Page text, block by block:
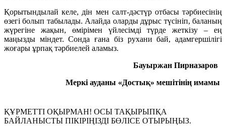
Қорытындылай келе, дін мен салт-дәстүр отбасы тәрбиесінің
өзегі болып табылады. Алайда оларды дұрыс түсініп, баланың
жүрегіне жақын, өмірімен үйлесімді түрде жеткізу – ең
маңызды міндет. Сонда ғана біз рухани бай, адамгершілігі
жоғары ұрпақ тәрбиелей аламыз.
Бауыржан Пирназаров
Меркі ауданы «Достық» мешітінің имамы
ҚҰРМЕТТІ ОҚЫРМАН! ОСЫ ТАҚЫРЫПҚА
БАЙЛАНЫСТЫ ПІКІРІҢІЗДІ БӨЛІСЕ ОТЫРЫҢЫЗ.